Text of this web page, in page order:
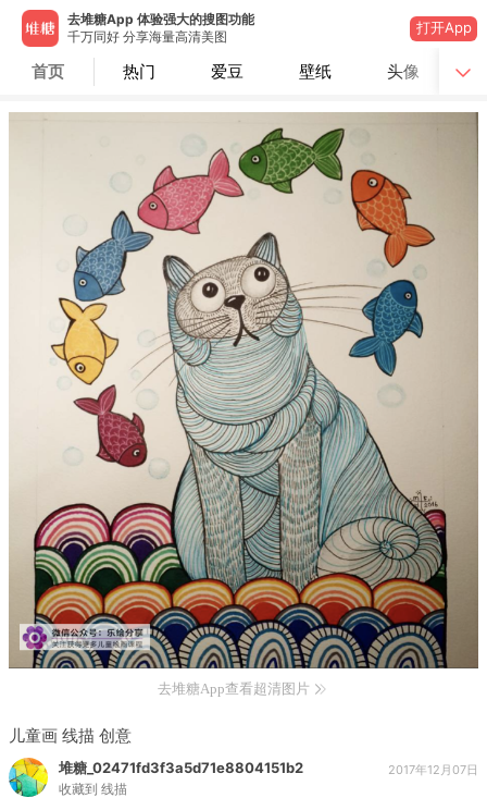
去堆糖App 体验强大的搜图功能
千万同好 分享海量高清美图
打开App
首页 热门 爱豆 壁纸 头像
去堆糖App查看超清图片
儿童画 线描 创意
堆糖_02471fd3f3a5d71e8804151b2
收藏到 线描
2017年12月07日